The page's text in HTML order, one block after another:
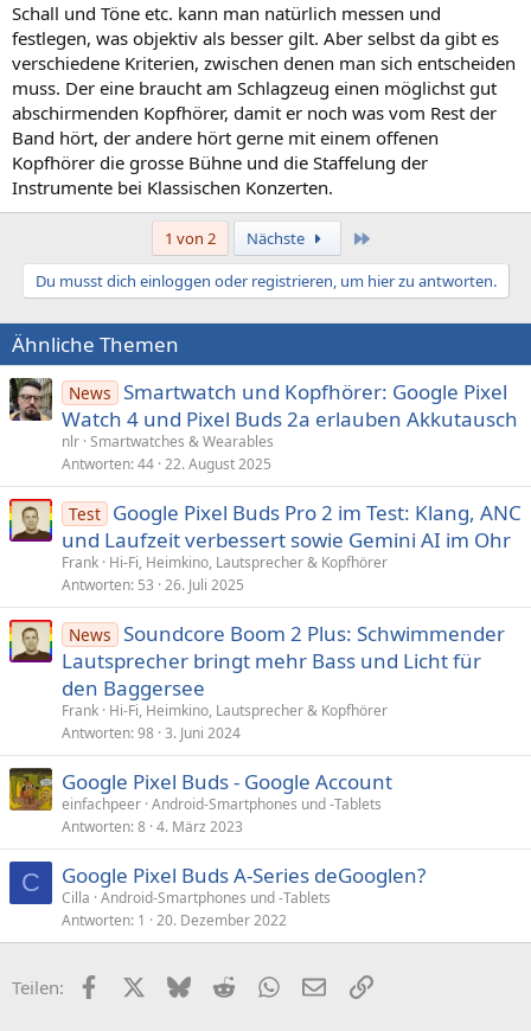
Schall und Töne etc. kann man natürlich messen und
festlegen, was objektiv als besser gilt. Aber selbst da gibt es
verschiedene Kriterien, zwischen denen man sich entscheiden
muss. Der eine braucht am Schlagzeug einen möglichst gut
abschirmenden Kopfhörer, damit er noch was vom Rest der
Band hört, der andere hört gerne mit einem offenen
Kopfhörer die grosse Bühne und die Staffelung der
Instrumente bei Klassischen Konzerten.
1 von 2 Nächste
Du musst dich einloggen oder registrieren, um hier zu antworten.
Ähnliche Themen
News Smartwatch und Kopfhörer: Google Pixel
Watch 4 und Pixel Buds 2a erlauben Akkutausch
nlr Smartwatches & Wearables
Antworten 44 22. August 2025
Test Google Pixel Buds Pro 2 im Test: Klang, ANC
und Laufzeit verbessert sowie Gemini AI im Ohr
Frank Hi-Fi, Heimkino, Lautsprecher & Kopfhörer
Antworten 53 26. Juli 2025
News Soundcore Boom 2 Plus: Schwimmender
Lautsprecher bringt mehr Bass und Licht für
den Baggersee
Frank Hi-Fi, Heimkino, Lautsprecher & Kopfhörer
Antworten 98 3. Juni 2024
Google Pixel Buds - Google Account
einfachpeer Android-Smartphones und -Tablets
Antworten 8 4. März 2023
C Google Pixel Buds A-Series deGooglen?
Cilla Android-Smartphones und -Tablets
Antworten 1 20. Dezember 2022
Teilen: FacebookX (Twitter)
BlueskyRedditWhatsApp
E-MailLink